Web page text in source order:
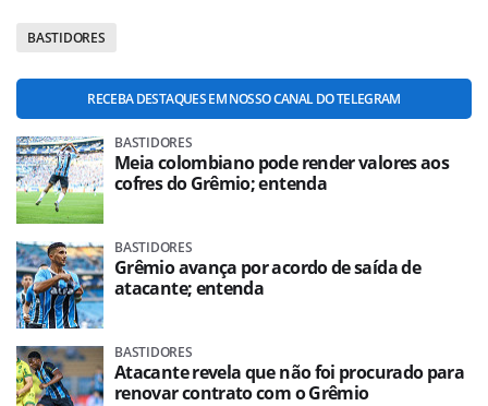
BASTIDORES
RECEBA DESTAQUES EM NOSSO CANAL DO TELEGRAM
BASTIDORES
Meia colombiano pode render valores aos
cofres do Grêmio; entenda
BASTIDORES
Grêmio avança por acordo de saída de
atacante; entenda
BASTIDORES
Atacante revela que não foi procurado para
renovar contrato com o Grêmio